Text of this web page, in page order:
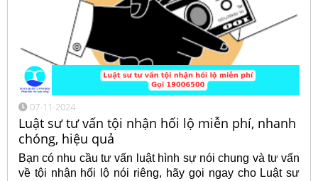
07-11-2024
Luật sư tư vấn tội nhận hối lộ miễn phí, nhanh
chóng, hiệu quả
Bạn có nhu cầu tư vấn luật hình sự nói chung và tư vấn
về tội nhận hối lộ nói riêng, hãy gọi ngay cho Luật sư